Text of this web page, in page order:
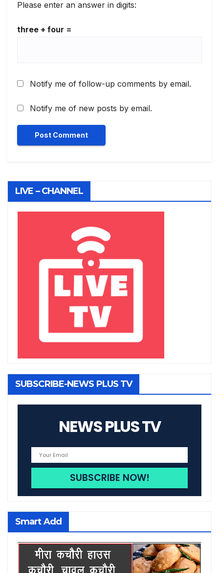
Please enter an answer in digits:
three + four =
Notify me of follow-up comments by email.
Notify me of new posts by email.
LIVE – CHANNEL
SUBSCRIBE-NEWS PLUS TV
NEWS PLUS TV
Smart Add